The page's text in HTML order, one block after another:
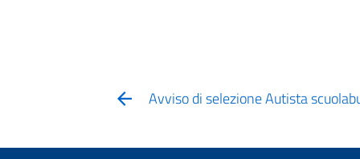
Avviso di selezione Autista